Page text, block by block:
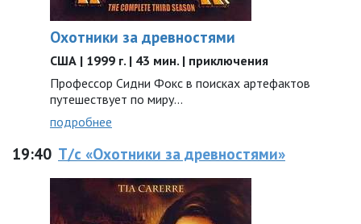
Охотники за древностями
США | 1999 г. | 43 мин. | приключения
Профессор Сидни Фокс в поисках артефактов
путешествует по миру...
подробнее
19:40 Т/с «Охотники за древностями»